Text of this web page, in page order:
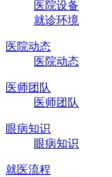
医院设备
就诊环境
医院动态
医院动态
医师团队
医师团队
眼病知识
眼病知识
就医流程